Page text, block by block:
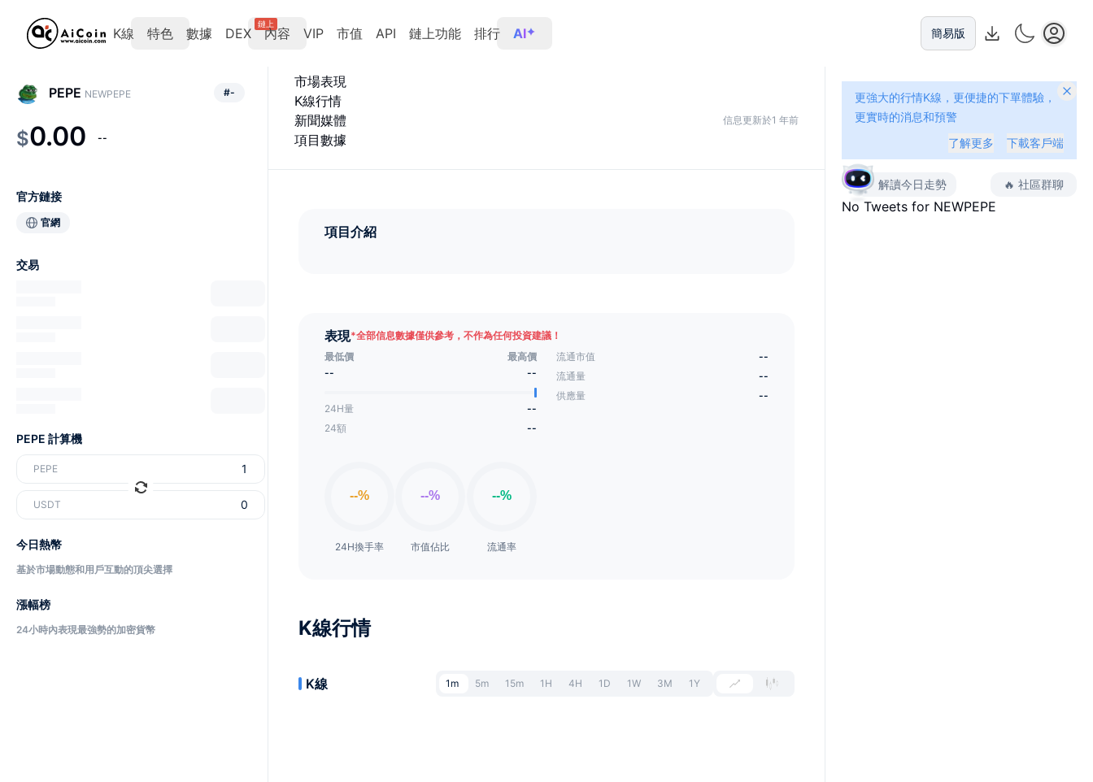
K線 特色 數據 DEX
鏈上
內容 VIP 市值 API 鏈上功能 排行 AI 簡易版
市場表現
K線行情
新聞媒體
項目數據
信息更新於1 年前
項目介紹
表現*全部信息數據僅供參考，不作為任何投資建議！
最低價
最高價
--
--
24H量
--
24額
--
24H換手率 市值佔比 流通率
流通市值
--
流通量
--
供應量
--
K線行情
K線 1m 5m 15m 1H 4H 1D 1W 3M 1Y
PEPE NEWPEPE #-
$0.00 --
官方鏈接
官網
交易
PEPE 計算機
PEPE
USDT
今日熱幣
基於市場動態和用戶互動的頂尖選擇
漲幅榜
24小時內表現最強勢的加密貨幣
更強大的行情K線，更便捷的下單體驗，
更實時的消息和預警
了解更多
下載客戶端
解讀今日走勢 🔥 社區群聊
No Tweets for NEWPEPE